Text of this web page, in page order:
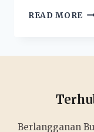
READ MORE
Berlangganan